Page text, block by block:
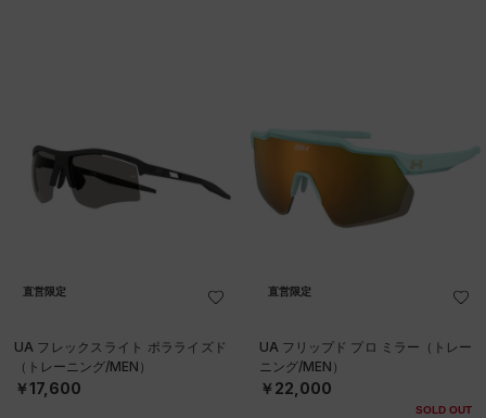
直営限定
UA フレックスライト ポラライズド
（トレーニング/MEN）
￥17,600
直営限定
UA フリップド プロ ミラー（トレー
ニング/MEN）
￥22,000
SOLD OUT